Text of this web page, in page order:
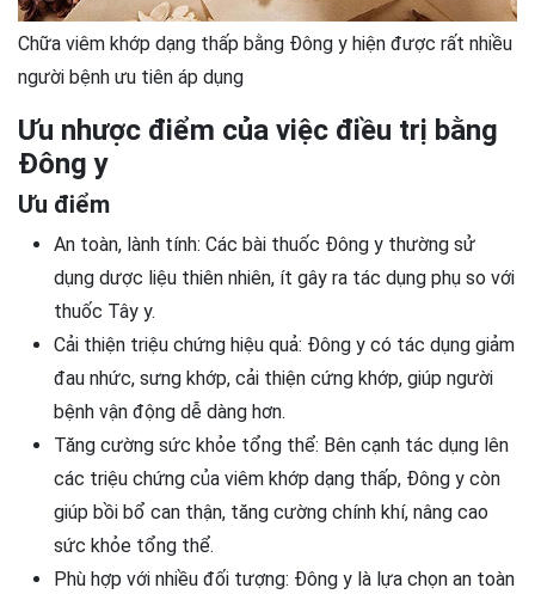
Chữa viêm khớp dạng thấp bằng Đông y hiện được rất nhiều
người bệnh ưu tiên áp dụng
Ưu nhược điểm của việc điều trị bằng
Đông y
Ưu điểm
An toàn, lành tính: Các bài thuốc Đông y thường sử
dụng dược liệu thiên nhiên, ít gây ra tác dụng phụ so với
thuốc Tây y.
Cải thiện triệu chứng hiệu quả: Đông y có tác dụng giảm
đau nhức, sưng khớp, cải thiện cứng khớp, giúp người
bệnh vận động dễ dàng hơn.
Tăng cường sức khỏe tổng thể: Bên cạnh tác dụng lên
các triệu chứng của viêm khớp dạng thấp, Đông y còn
giúp bồi bổ can thận, tăng cường chính khí, nâng cao
sức khỏe tổng thể.
Phù hợp với nhiều đối tượng: Đông y là lựa chọn an toàn